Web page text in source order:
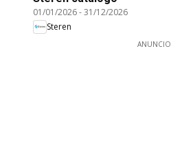
01/01/2026-31/12/2026
Steren
ANUNCIO